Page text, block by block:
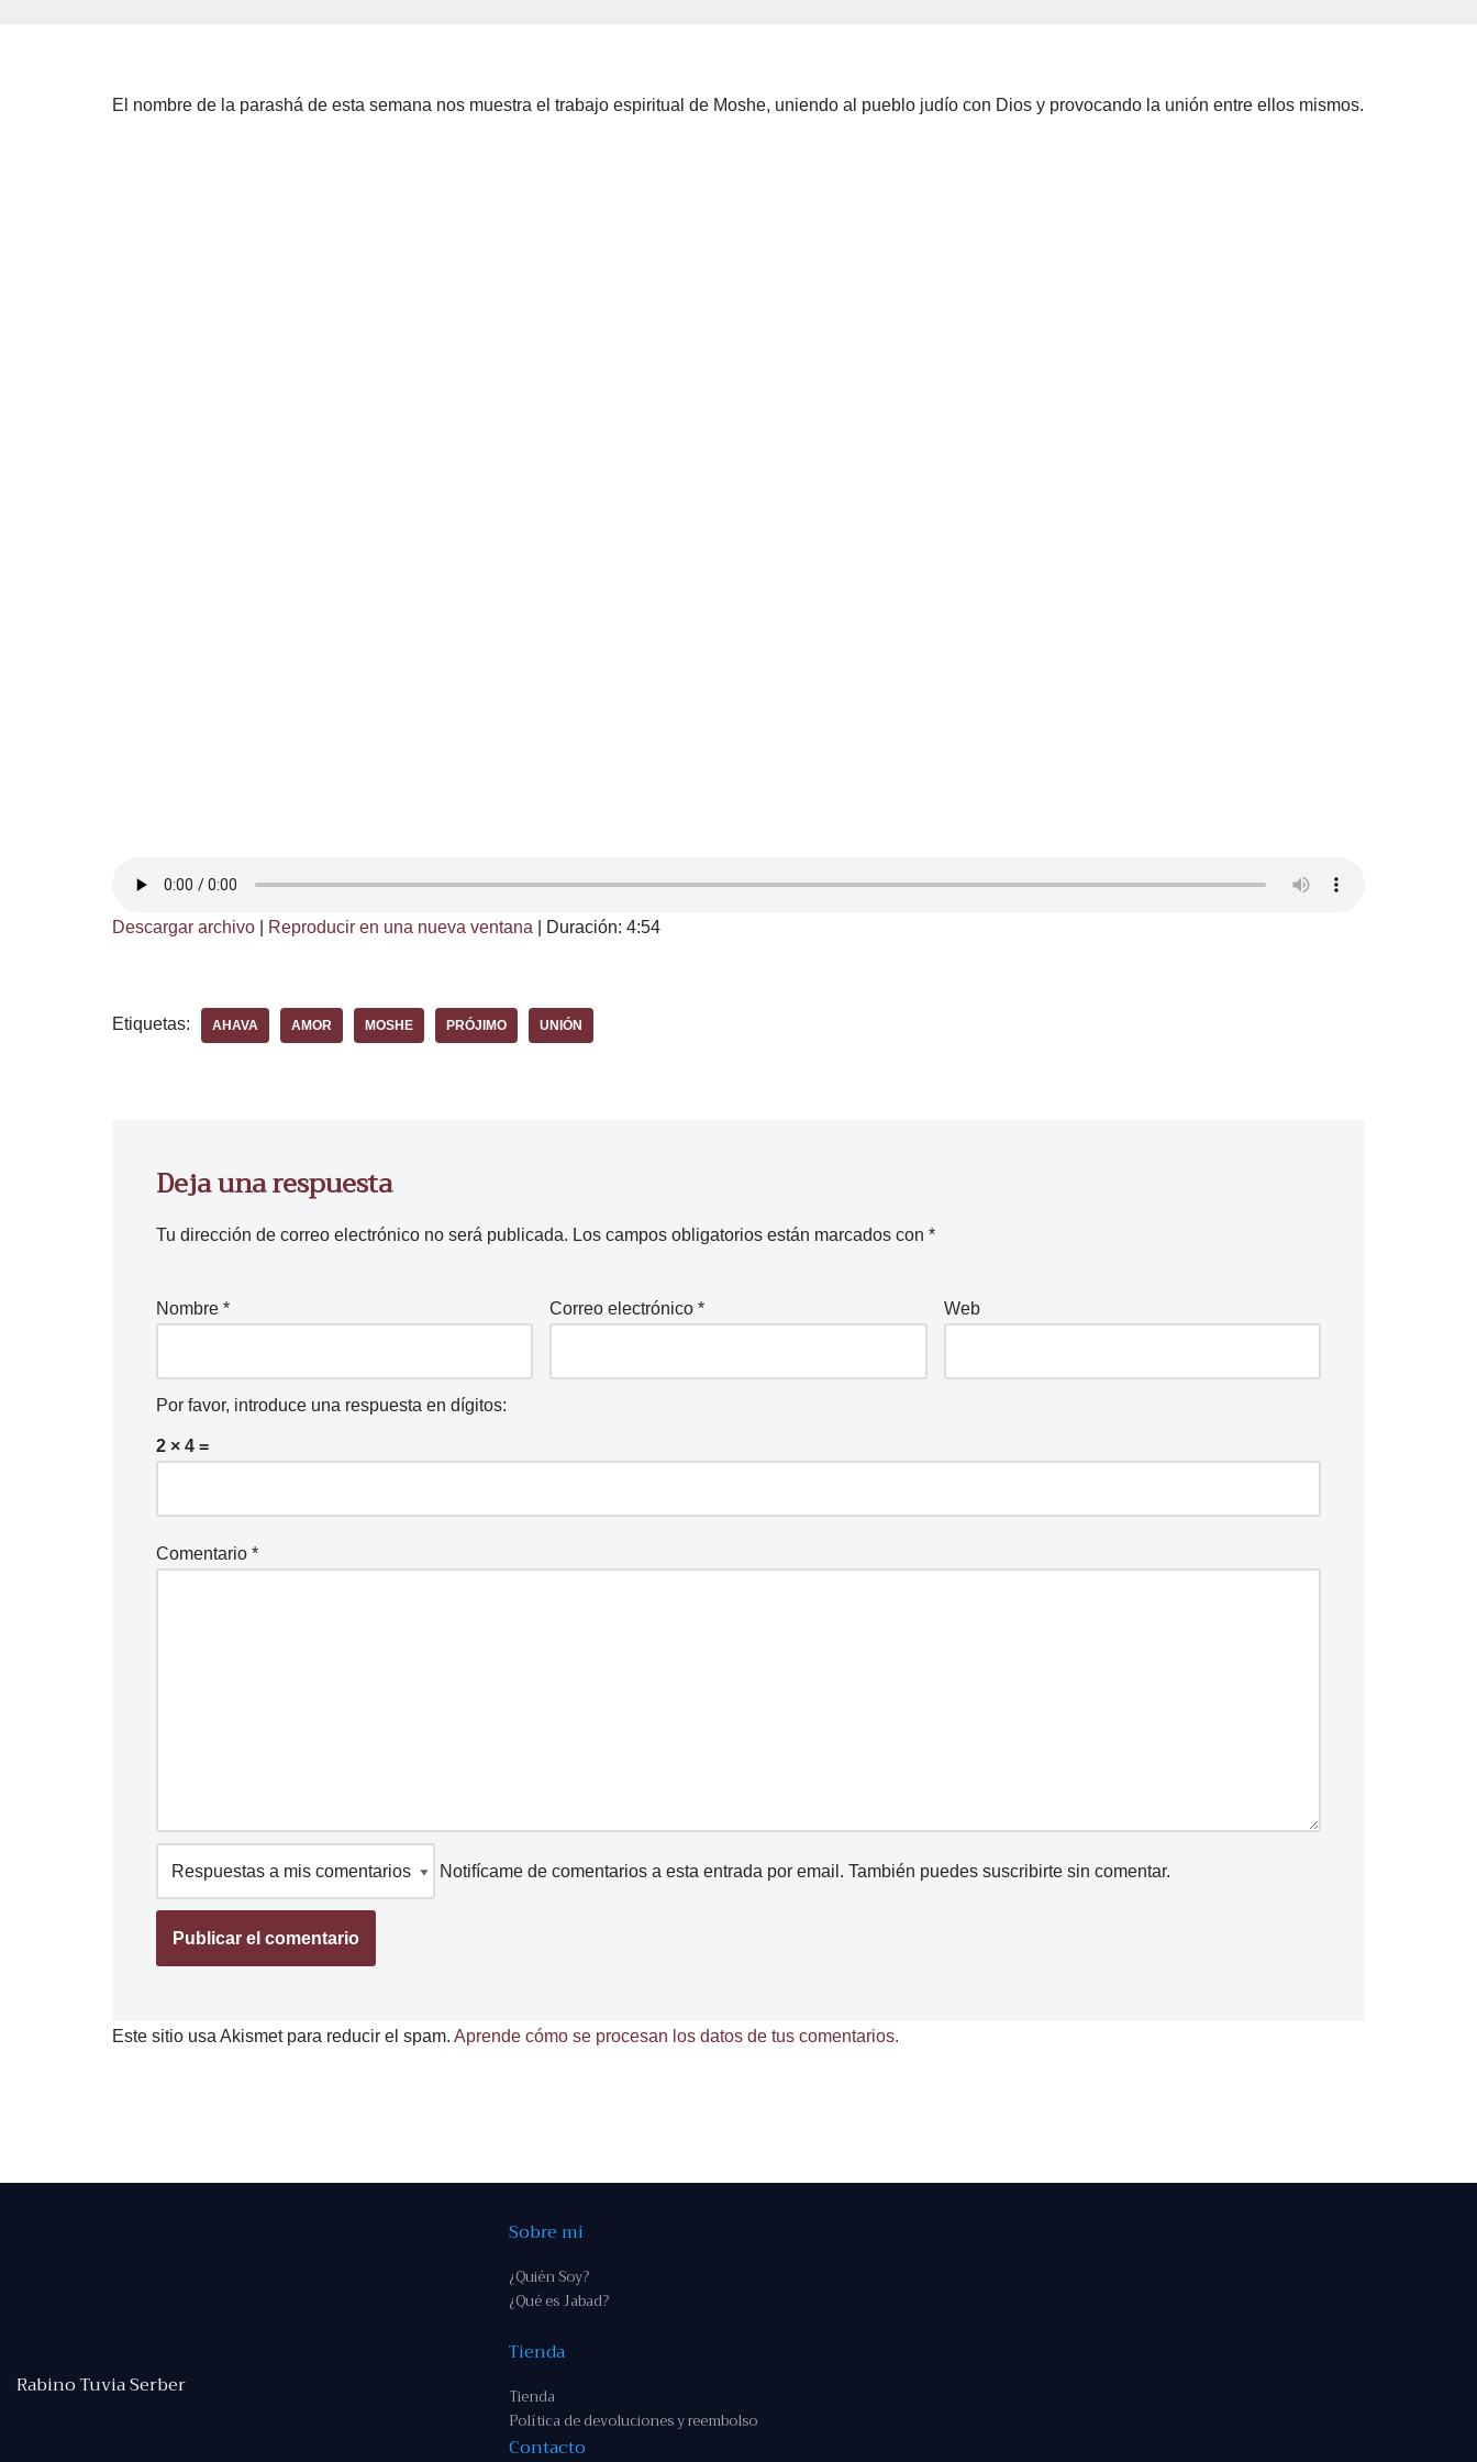
El nombre de la parashá de esta semana nos muestra el trabajo espiritual de Moshe, uniendo al pueblo judío con Dios y provocando la unión entre ellos mismos.
Descargar archivo Reproducir en una nueva ventana Duración: 4:54
Etiquetas: AHAVA AMOR MOSHE PRÓJIMO UNIÓN
Deja una respuesta
Tu dirección de correo electrónico no será publicada. Los campos obligatorios están marcados con *
Nombre * Correo electrónico* Web
Por favor, introduce una respuesta en dígitos:
2 × 4 =
Comentario *
Notifícame de comentarios a esta entrada por email. También puedes suscribirte sin comentar.
Este sitio usa Akismet para reducir el spam. Aprende cómo se procesan los datos de tus comentarios.
Rabino Tuvia Serber
Sobre mi
¿Quién Soy?
¿Qué es Jabad?
Tienda
Tienda
Política de devoluciones y reembolso
Contacto